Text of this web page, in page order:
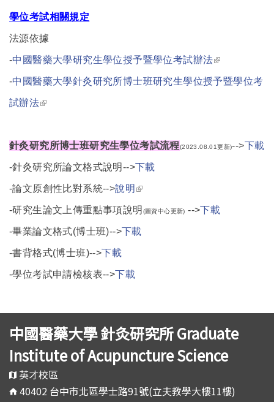
學位考試相關規定
法源依據
-中國醫藥大學研究生學位授予暨學位考試辦法 (link is
-中國醫藥大學針灸研究所博士班研究生學位授予暨學位考
試辦法 (link is external)
針灸研究所博士班研究生學位考試流程(2023.08.01更新)-->下載
-針灸研究所論文格式說明-->下載
-論文原創性比對系統-->說明 (link is external)
-研究生論文上傳重點事項說明 (圖資中心更新) -->下載
-畢業論文格式(博士班)-->下載
-書背格式(博士班)-->下載
-學位考試申請檢核表-->下載
中國醫藥大學 針灸研究所 Graduate
Institute of Acupuncture Science
英才校區
40402 台中市北區學士路91號(立夫教學大樓11樓)